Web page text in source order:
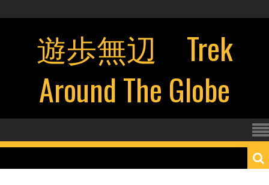
遊歩無辺 Trek
Around The Globe